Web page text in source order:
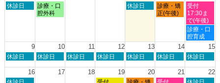
月
27th
月
1st
2026
日
2nd
休診日
月
曜
3rd
診療・口
腔外科
木
6th
休診日
金
曜
7th
診療・矯
正(午後)
土
曜
日,
8
月
8th
受付
17:30ま
で(午後)
土
曜
日,
月
診療・口
腔育成
9 10 11 12 13 14 15
日
8
休診日
月
休診日
火
休診日
水
8
休診日
木
8
休診日
金
8
休診日
土
8
休診日
16 17 18 19 20 21 22
日
休診日
水
受付
木
診療・矯
金
受付
土
休診日